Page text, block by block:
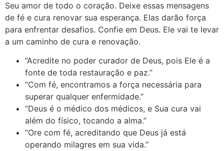
Seu amor de todo o coração. Deixe essas mensagens
de fé e cura renovar sua esperança. Elas darão força
para enfrentar desafios. Confie em Deus. Ele vai te levar
a um caminho de cura e renovação.
“Acredite no poder curador de Deus, pois Ele é a
fonte de toda restauração e paz.”
“Com fé, encontramos a força necessária para
superar qualquer enfermidade.”
“Deus é o médico dos médicos, e Sua cura vai
além do físico, tocando a alma.”
“Ore com fé, acreditando que Deus já está
operando milagres em sua vida.”